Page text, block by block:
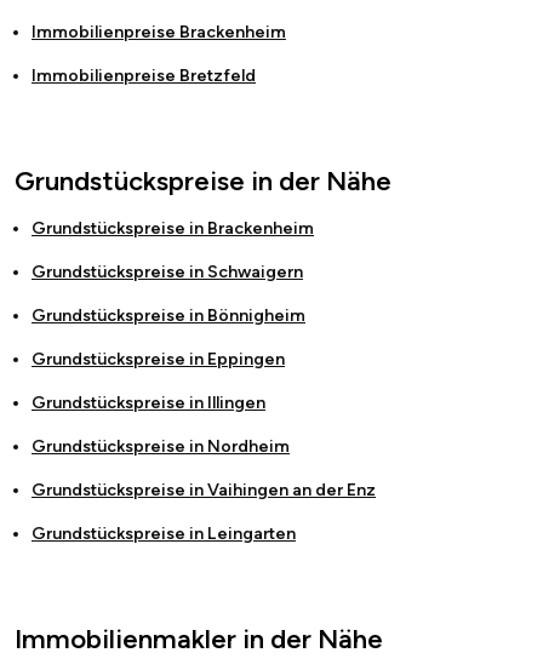
Immobilienpreise Brackenheim
Immobilienpreise Bretzfeld
Grundstückspreise in der Nähe
Grundstückspreise in Brackenheim
Grundstückspreise in Schwaigern
Grundstückspreise in Bönnigheim
Grundstückspreise in Eppingen
Grundstückspreise in Illingen
Grundstückspreise in Nordheim
Grundstückspreise inVaihingen an der Enz
Grundstückspreise in Leingarten
Immobilienmakler in der Nähe